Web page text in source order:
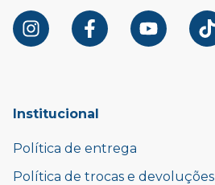
Institucional
Política de entrega
Política de trocas e devoluções